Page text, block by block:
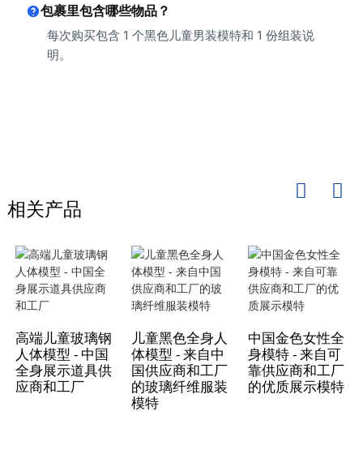
包裹里包含哪些物品？
每次购买包含 1 个黑色儿童男装模特和 1 份组装说
明。
相关产品
高端儿童玻璃钢
人体模型 - 中国
全身展示道具供
应商和工厂
儿童黑色全身人
体模型 - 来自中
国供应商和工厂
的玻璃纤维服装
模特
中国金色女性全
身模特 - 来自可
靠供应商和工厂
的优质展示模特